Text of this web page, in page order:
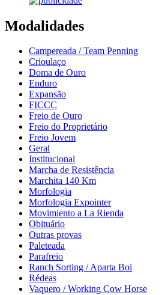
Modalidades
Campereada / Team Penning
Crioulaço
Doma de Ouro
Enduro
Expansão
FICCC
Freio de Ouro
Freio do Proprietário
Freio Jovem
Geral
Institucional
Marcha de Resistência
Marchita 140 Km
Morfologia
Morfologia Expointer
Movimiento a La Rienda
Obituário
Outras provas
Paleteada
Parafreio
Ranch Sorting / Aparta Boi
Rédeas
Vaquero / Working Cow Horse